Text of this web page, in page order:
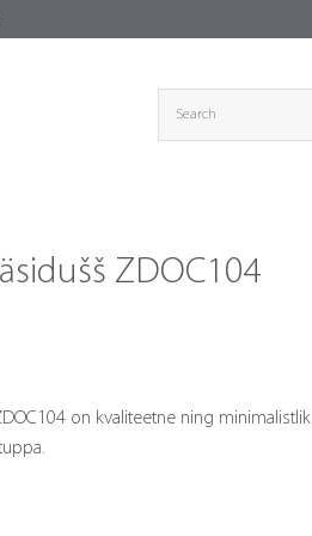
ZDOC104
on kvaliteetne ning minimalistlik